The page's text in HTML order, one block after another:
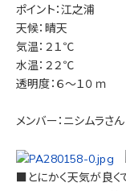
ポイント：江之浦
天候：晴天
気温：２１℃
水温：２２℃
透明度：６～１０ｍ
メンバー：ニシムラさん
■とにかく天気が良